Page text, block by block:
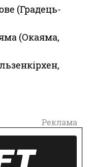
(Градець-
(Окаяма,
Реклама